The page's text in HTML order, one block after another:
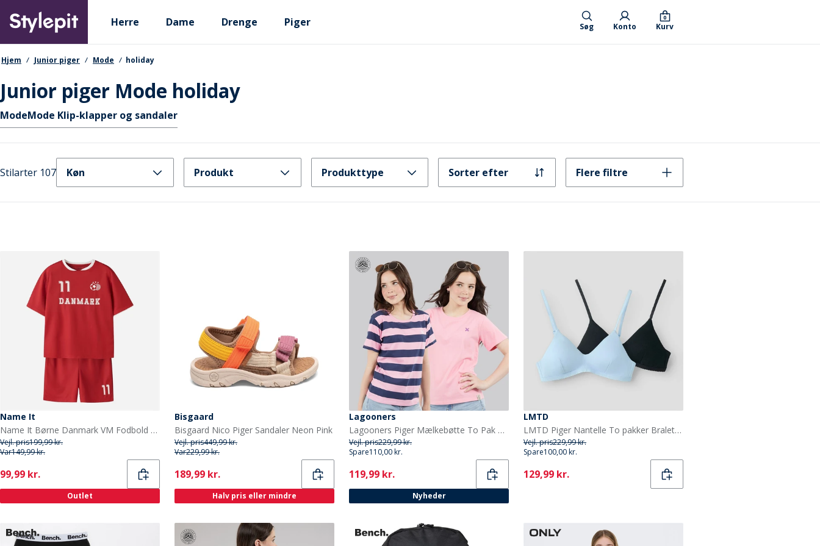
main
content
Primary departments
Herre Dame Drenge Piger Søg Konto Kurv
0
navigationssti
Hjem Junior piger Mode holiday
Junior piger Mode holiday
Hurtige links
ModeMode Klip-klapper og sandaler
Stilarter 107 Køn Produkt Produkttype Sorter efter Flere filtre
Name It
Name It Børne Danmark VM Fodbold Sæt True Red Denmark
Vejl. pris199,99 kr.
Var149,99 kr.
Current
99,99 kr.
Outlet
Bisgaard
Bisgaard Nico Piger Sandaler Neon Pink
Vejl. pris449,99 kr.
Var229,99 kr.
Current
189,99 kr.
Halv pris eller mindre
Lagooners
Lagooners Piger Mælkebøtte To Pak T Shirts Pink
Vejl. pris229,99 kr.
Spare110,00 kr.
Current
119,99 kr.
Nyheder
LMTD
LMTD Piger Nantelle To pakker Bralette Windsurfer
Vejl. pris229,99 kr.
Spare100,00 kr.
Current
129,99 kr.